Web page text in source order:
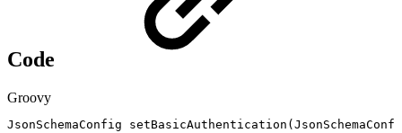
Code
Groovy
JsonSchemaConfig setBasicAuthentication (